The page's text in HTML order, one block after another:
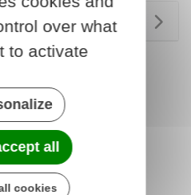
over what
to activate
all
cookies